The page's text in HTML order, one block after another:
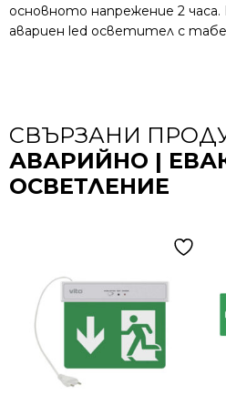
основното напрежение 2
авариен led осветител с
СВЪРЗАНИ
АВАРИЙНО |
ОСВЕТЛЕНИЕ